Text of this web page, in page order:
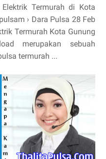
Termurah di Kota
› Dara Pulsa 28 Feb
Termurah Kota Gunung
merupakan sebuah
termurah ...